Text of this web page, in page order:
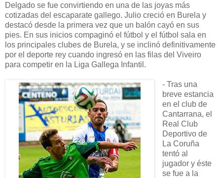
Delgado se fue convirtiendo en una de las joyas más
cotizadas del escaparate gallego. Julio creció en Burela y
destacó desde la primera vez que un balón cayó en sus
pies. En sus inicios compaginó el fútbol y el fútbol sala en
los principales clubes de Burela, y se inclinó definitivamente
por el deporte rey cuando ingresó en las filas del Viveiro
para competir en la Liga Gallega Infantil.
- Tras una
breve estancia
en el club de
Cantarrana, el
Real Club
Deportivo de
La Coruña
tentó al
jugador y éste
se fue a la